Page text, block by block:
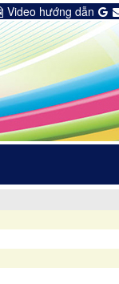
Video hướng dẫn